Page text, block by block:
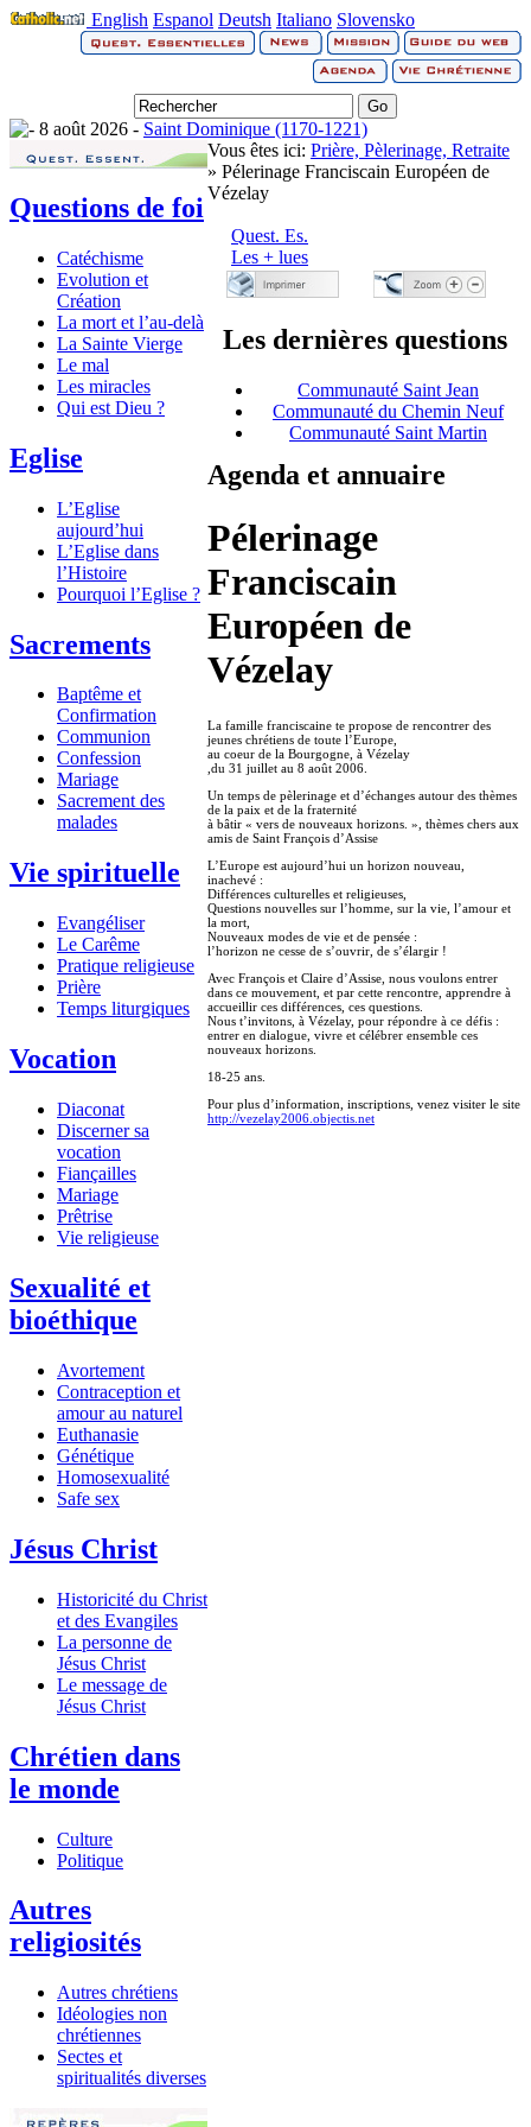
English Espanol Deutsh Italiano Slovensko
8 août 2026 - Saint Dominique (1170-1221)
Questions de foi
Catéchisme
Evolution et
Création
La mort et l’au-delà
La Sainte Vierge
Le mal
Les miracles
Qui est Dieu ?
Eglise
L’Eglise
aujourd’hui
L’Eglise dans
l’Histoire
Pourquoi l’Eglise ?
Sacrements
Baptême et
Confirmation
Communion
Confession
Mariage
Sacrement des
malades
Vie spirituelle
Evangéliser
Le Carême
Pratique religieuse
Prière
Temps liturgiques
Vocation
Diaconat
Discerner sa
vocation
Fiançailles
Mariage
Prêtrise
Vie religieuse
Sexualité et
bioéthique
Avortement
Contraception et
amour au naturel
Euthanasie
Génétique
Homosexualité
Safe sex
Jésus Christ
Historicité du Christ
et des Evangiles
La personne de
Jésus Christ
Le message de
Jésus Christ
Chrétien dans
le monde
Culture
Politique
Autres
religiosités
Autres chrétiens
Idéologies non
chrétiennes
Sectes et
spiritualités diverses
Vous êtes ici: Prière, Pèlerinage, Retraite
» Pélerinage Franciscain Européen de
Vézelay
Quest. Es.
Les + lues
Les dernières questions
Communauté Saint Jean
Communauté du Chemin Neuf
Communauté Saint Martin
Agenda et annuaire
Pélerinage
Franciscain
Européen de
Vézelay
La famille franciscaine te propose de rencontrer des
jeunes chrétiens de toute l’Europe,
au coeur de la Bourgogne, à Vézelay
,du 31 juillet au 8 août 2006.
Un temps de pèlerinage et d’échanges autour des thèmes
de la paix et de la fraternité
à bâtir « vers de nouveaux horizons. », thèmes chers aux
amis de Saint François d’Assise
L’Europe est aujourd’hui un horizon nouveau,
inachevé :
Différences culturelles et religieuses,
Questions nouvelles sur l’homme, sur la vie, l’amour et
la mort,
Nouveaux modes de vie et de pensée :
l’horizon ne cesse de s’ouvrir, de s’élargir !
Avec François et Claire d’Assise, nous voulons entrer
dans ce mouvement, et par cette rencontre, apprendre à
accueillir ces différences, ces questions.
Nous t’invitons, à Vézelay, pour répondre à ce défis :
entrer en dialogue, vivre et célébrer ensemble ces
nouveaux horizons.
18-25 ans.
Pour plus d’information, inscriptions, venez visiter le site
http://vezelay2006.objectis.net